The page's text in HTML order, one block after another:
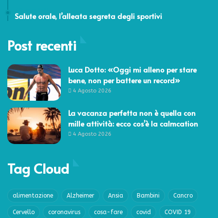
Salute orale, l’alleata segreta degli sportivi
Post recenti
Luca Dotto: «Oggi mi alleno per stare
bene, non per battere un record»
4 Agosto 2026
La vacanza perfetta non è quella con
mille attività: ecco cos’è la calmcation
4 Agosto 2026
Tag Cloud
alimentazione Alzheimer Ansia Bambini Cancro
Cervello coronavirus cosa-fare covid COVID 19